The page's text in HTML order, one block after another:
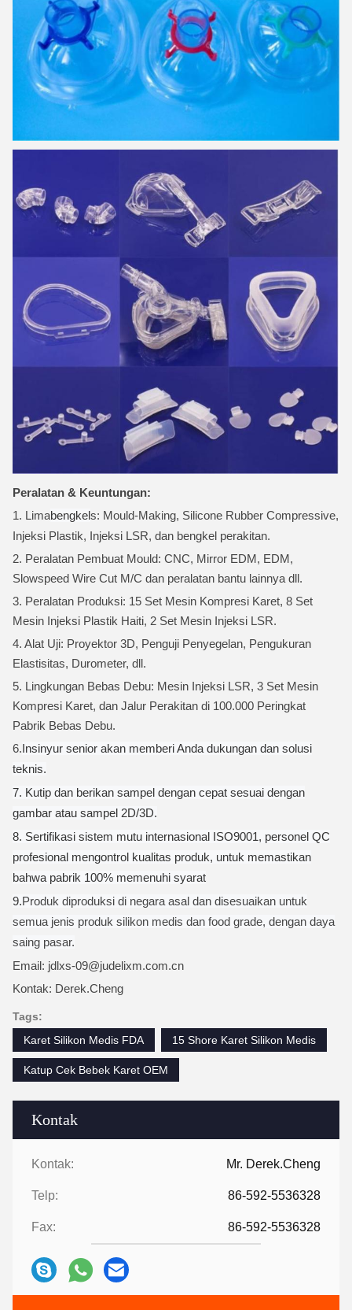
Kontak
Kontak: Mr. Derek.Cheng
Telp: 86-592-5536328
Fax: 86-592-5536328
Peralatan & Keuntungan:
1. Limabengkels: Mould-Making, Silicone Rubber Compressive,
Injeksi Plastik, Injeksi LSR, dan bengkel perakitan.
2. Peralatan Pembuat Mould: CNC, Mirror EDM, EDM,
Slowspeed Wire Cut M/C dan peralatan bantu lainnya dll.
3. Peralatan Produksi: 15 Set Mesin Kompresi Karet, 8 Set
Mesin Injeksi Plastik Haiti, 2 Set Mesin Injeksi LSR.
4. Alat Uji: Proyektor 3D, Penguji Penyegelan, Pengukuran
Elastisitas, Durometer, dll.
5. Lingkungan Bebas Debu: Mesin Injeksi LSR, 3 Set Mesin
Kompresi Karet, dan Jalur Perakitan di 100.000 Peringkat
Pabrik Bebas Debu.
6.Insinyur senior akan memberi Anda dukungan dan solusi
teknis.
7. Kutip dan berikan sampel dengan cepat sesuai dengan
gambar atau sampel 2D/3D.
8. Sertifikasi sistem mutu internasional ISO9001, personel QC
profesional mengontrol kualitas produk, untuk memastikan
bahwa pabrik 100% memenuhi syarat
9.Produk diproduksi di negara asal dan disesuaikan untuk
semua jenis produk silikon medis dan food grade, dengan daya
saing pasar.
Email: jdlxs-09@judelixm.com.cn
Kontak: Derek.Cheng
Tags:
Karet Silikon Medis FDA
15 Shore Karet Silikon Medis
Katup Cek Bebek Karet OEM